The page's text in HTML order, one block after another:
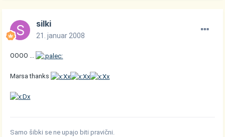
silki
21. januar 2008
OOOO ...
Marsa thanks
Samo šibki se ne upajo biti pravični.